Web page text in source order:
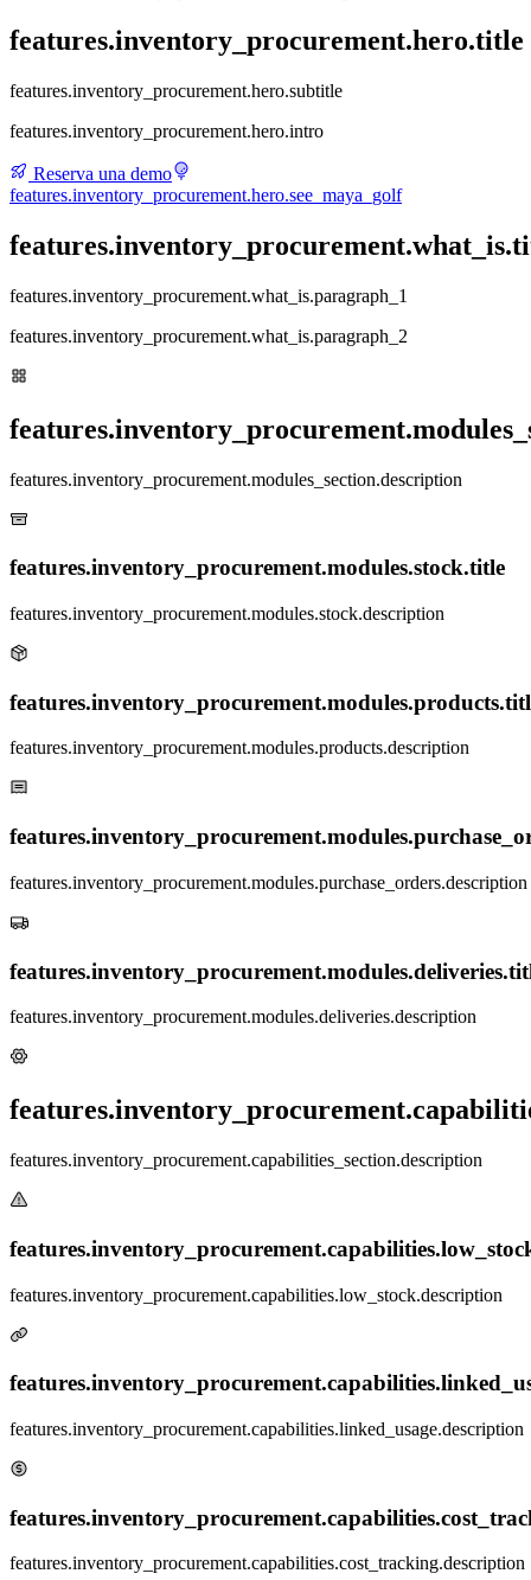
features.inventory_procurement.hero.title
features.inventory_procurement.hero.subtitle
features.inventory_procurement.hero.intro
Reserva una demo
features.inventory_procurement.hero.see_maya_golf
features.inventory_procurement.what_is.paragraph_1
features.inventory_procurement.what_is.paragraph_2
features.inventory_procurement.modules_section.description
features.inventory_procurement.modules.stock.title
features.inventory_procurement.modules.stock.description
features.inventory_procurement.modules.products.description
features.inventory_procurement.modules.purchase_orders.description
features.inventory_procurement.modules.deliveries.description
features.inventory_procurement.capabilities_section.description
features.inventory_procurement.capabilities.low_stock.description
features.inventory_procurement.capabilities.linked_usage.description
features.inventory_procurement.capabilities.cost_tracking.description